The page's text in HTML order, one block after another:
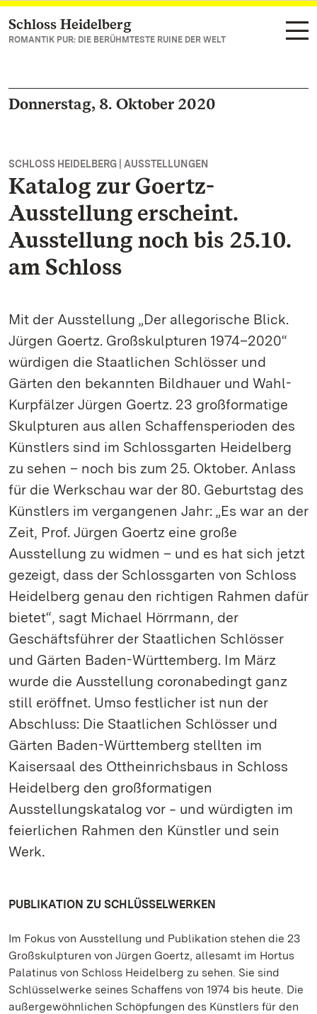
Zum Hauptinhalt springen
Schloss Heidelberg
ROMANTIK PUR: DIE BERÜHMTESTE RUINE DER WELT
Donnerstag, 8. Oktober 2020
SCHLOSS HEIDELBERG | AUSSTELLUNGEN
Katalog zur Goertz-
Ausstellung erscheint.
Ausstellung noch bis 25.10.
am Schloss
Mit der Ausstellung „Der allegorische Blick.
Jürgen Goertz. Großskulpturen 1974–2020“
würdigen die Staatlichen Schlösser und
Gärten den bekannten Bildhauer und Wahl-
Kurpfälzer Jürgen Goertz. 23 großformatige
Skulpturen aus allen Schaffensperioden des
Künstlers sind im Schlossgarten Heidelberg
zu sehen – noch bis zum 25. Oktober. Anlass
für die Werkschau war der 80. Geburtstag des
Künstlers im vergangenen Jahr: „Es war an der
Zeit, Prof. Jürgen Goertz eine große
Ausstellung zu widmen – und es hat sich jetzt
gezeigt, dass der Schlossgarten von Schloss
Heidelberg genau den richtigen Rahmen dafür
bietet“, sagt Michael Hörrmann, der
Geschäftsführer der Staatlichen Schlösser
und Gärten Baden-Württemberg. Im März
wurde die Ausstellung coronabedingt ganz
still eröffnet. Umso festlicher ist nun der
Abschluss: Die Staatlichen Schlösser und
Gärten Baden-Württemberg stellten im
Kaisersaal des Ottheinrichsbaus in Schloss
Heidelberg den großformatigen
Ausstellungskatalog vor ‒ und würdigten im
feierlichen Rahmen den Künstler und sein
Werk.
PUBLIKATION ZU SCHLÜSSELWERKEN
Im Fokus von Ausstellung und Publikation stehen die 23
Großskulpturen von Jürgen Goertz, allesamt im Hortus
Palatinus von Schloss Heidelberg zu sehen. Sie sind
Schlüsselwerke seines Schaffens von 1974 bis heute. Die
außergewöhnlichen Schöpfungen des Künstlers für den